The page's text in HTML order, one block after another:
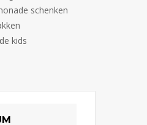
schenken
kids